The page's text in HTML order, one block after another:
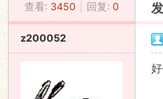
» ›
查看: 3450 回复: 0
z200052